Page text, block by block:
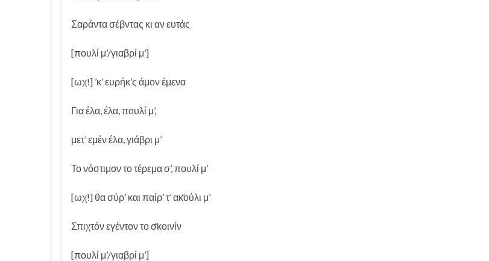
Σαράντα σέβντας κι αν ευτάς
[πουλί μ’/γιαβρί μ’]
[ωχ!] ’κ’ ευρήκ’ς άμον έμενα
Για έλα, έλα, πουλί μ’,
μετ’ εμέν έλα, γιάβρι μ’
Το νόστιμον το τέρεμα σ’, πουλί μ’
[ωχ!] θα σύρ’ και παίρ’ τ’ ακ̌ούλι μ’
Σπιχτόν εγέντον το σ̌κοινίν
[πουλί μ’/γιαβρί μ’]